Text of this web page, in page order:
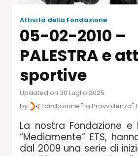
Attività della Fondazione
05-02-2010 –
PALESTRA e
sportive
Updated on 30 Luglio 2025
by
Fondazione "La Provvidenza"
La nostra Fondazione e
“Mediamente” ETS,
dal 2009 una serie di